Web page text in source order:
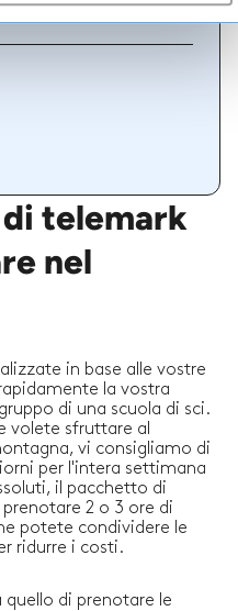
telemark
nel
in base alle vostre
la vostra
di una scuola di sci.
volete sfruttare al
vi consigliamo di
per l'intera settimana
il pacchetto di
2 o 3 ore di
potete condividere le
ridurre i costi.
quello di prenotare le